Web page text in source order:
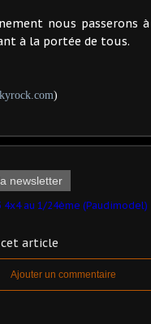
nous passerons
à la portée de tous.
)
newsletter
4x4 au 1/24ème (Paudimodel)
article
Ajouter un commentaire